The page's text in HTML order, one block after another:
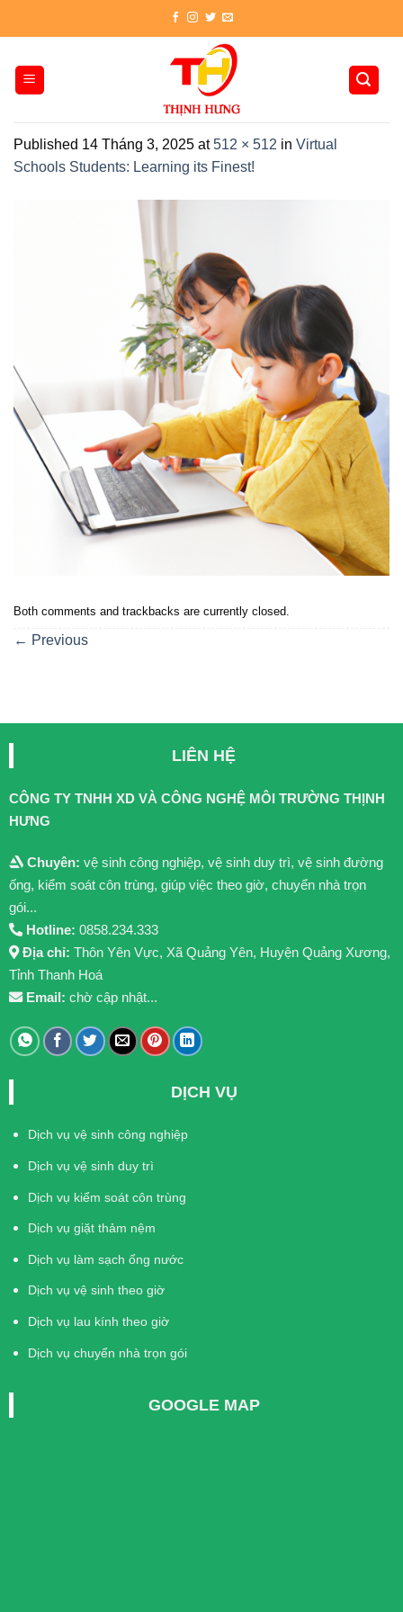
Published 14 Tháng 3, 2025 at512 × 512 in Virtual
Schools Students: Learning its Finest!
Both comments and trackbacks are currently closed.
← Previous
LIÊN HỆ
CÔNG TY TNHH XD VÀ CÔNG NGHỆ MÔI TRƯỜNG THỊNH
HƯNG
Chuyên: vệ sinh công nghiệp, vệ sinh duy trì, vệ sinh đường
ống, kiểm soát côn trùng, giúp việc theo giờ, chuyển nhà trọn
gói...
Hotline: 0858.234.333
Địa chỉ: Thôn Yên Vực, Xã Quảng Yên, Huyện Quảng Xương,
Tỉnh Thanh Hoá
Email: chờ cập nhật...
DỊCH VỤ
Dịch vụ vệ sinh công nghiệp
Dịch vụ vệ sinh duy trì
Dịch vụ kiểm soát côn trùng
Dịch vụ giặt thảm nệm
Dịch vụ làm sạch ống nước
Dịch vụ vệ sinh theo giờ
Dịch vụ lau kính theo giờ
Dịch vụ chuyển nhà trọn gói
GOOGLE MAP